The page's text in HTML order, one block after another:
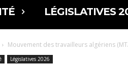
LÉGISLATIVES
Mouvement des travailleurs algériens
Législatives 2026